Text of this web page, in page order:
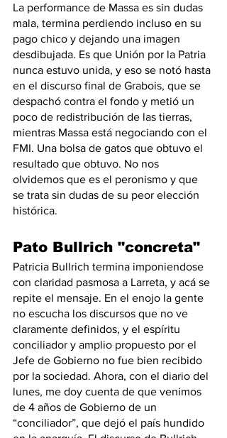
La performance de Massa es sin dudas
mala, termina perdiendo incluso en su
pago chico y dejando una imagen
desdibujada. Es que Unión por la Patria
nunca estuvo unida, y eso se notó hasta
en el discurso final de Grabois, que se
despachó contra el fondo y metió un
poco de redistribución de las tierras,
mientras Massa está negociando con el
FMI. Una bolsa de gatos que obtuvo el
resultado que obtuvo. No nos
olvidemos que es el peronismo y que
se trata sin dudas de su peor elección
histórica.
Pato Bullrich "concreta"
Patricia Bullrich termina imponiendose
con claridad pasmosa a Larreta, y acá se
repite el mensaje. En el enojo la gente
no escucha los discursos que no ve
claramente definidos, y el espíritu
conciliador y amplio propuesto por el
Jefe de Gobierno no fue bien recibido
por la sociedad. Ahora, con el diario del
lunes, me doy cuenta de que venimos
de 4 años de Gobierno de un
“conciliador”, que dejó el país hundido